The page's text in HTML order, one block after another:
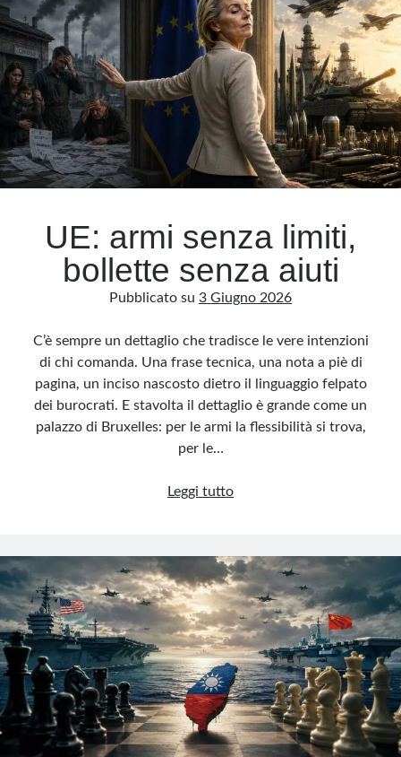
fa
vincere
la
guerra
ma
impedisce
la
pace
UE: armi senza limiti,
bollette senza aiuti
Pubblicato su 3 Giugno 2026
C’è sempre un dettaglio che tradisce le vere intenzioni
di chi comanda. Una frase tecnica, una nota a piè di
pagina, un inciso nascosto dietro il linguaggio felpato
dei burocrati. E stavolta il dettaglio è grande come un
palazzo di Bruxelles: per le armi la flessibilità si trova,
per le…
Leggi tuttoUE:
limiti,
bollette
senza
aiuti